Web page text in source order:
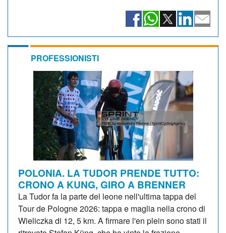
PROFESSIONISTI
POLONIA. LA TUDOR PRENDE TUTTO:
CRONO A KUNG, GIRO A BRENNER
La Tudor fa la parte del leone nell'ultima tappa del
Tour de Pologne 2026: tappa e maglia nella crono di
Wieliczka di 12, 5 km. A firmare l'en plein sono stati il